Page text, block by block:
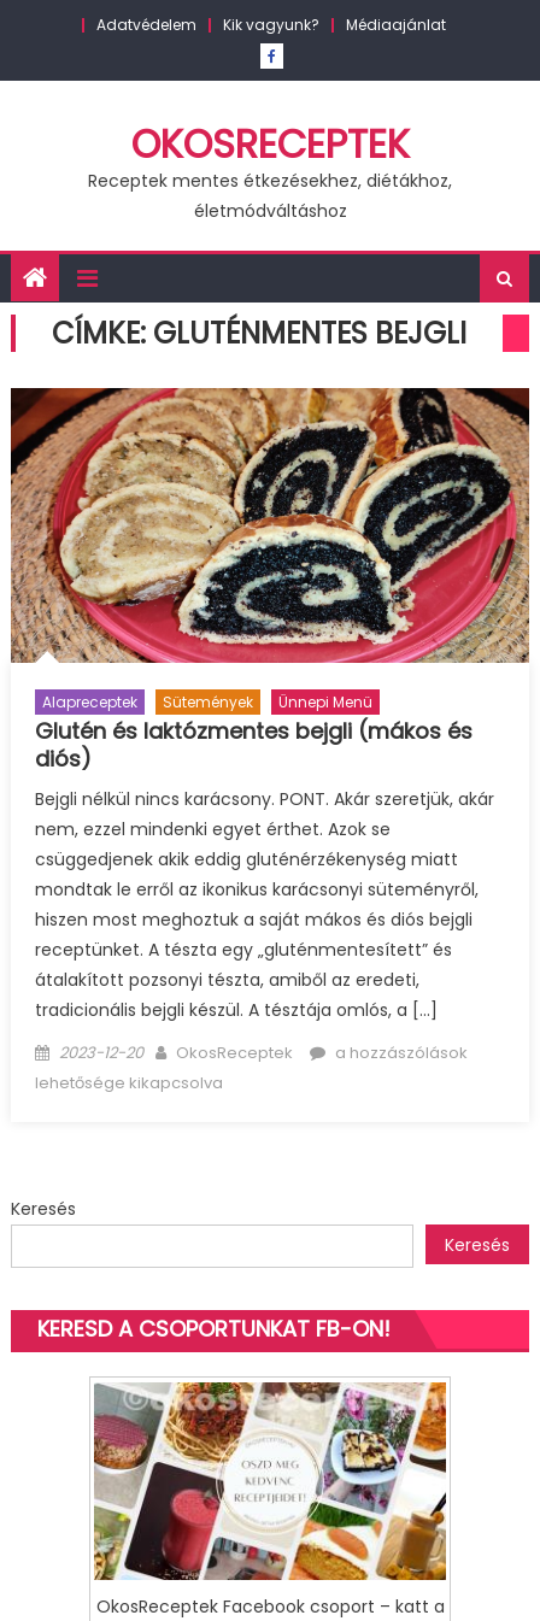
Adatvédelem Kik vagyunk? Médiaajánlat
OKOSRECEPTEK
Receptek mentes étkezésekhez, diétákhoz,
életmódváltáshoz
CÍMKE: GLUTÉNMENTES BEJGLI
Alapreceptek Sütemények Ünnepi Menü
Glutén és laktózmentes bejgli (mákos és
diós)
Bejgli nélkül nincs karácsony. PONT. Akár szeretjük, akár
nem, ezzel mindenki egyet érthet. Azok se
csüggedjenek akik eddig gluténérzékenység miatt
mondtak le erről az ikonikus karácsonyi süteményről,
hiszen most meghoztuk a saját mákos és diós bejgli
receptünket. A tészta egy „gluténmentesített” és
átalakított pozsonyi tészta, amiből az eredeti,
tradicionális bejgli készül. A tésztája omlós, a […]
Posted
on
2023-12-20 Author
OkosReceptek
Glutén
a hozzászólások
lehetősége kikapcsolva
Keresés
Keresés
KERESD A CSOPORTUNKAT FB-ON!
OkosReceptek Facebook csoport – katt a